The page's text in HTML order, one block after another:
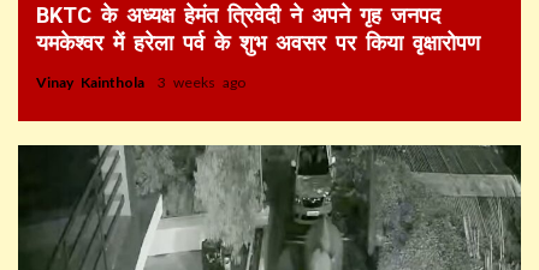
BKTC के अध्यक्ष हेमंत त्रिवेदी ने अपने गृह जनपद
यमकेश्वर में हरेला पर्व के शुभ अवसर पर किया वृक्षारोपण
Vinay Kainthola 3 weeks ago